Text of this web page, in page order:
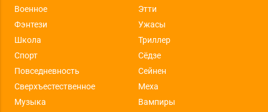
Военное
Этти
Фэнтези
Ужасы
Школа
Триллер
Спорт
Сёдзе
Повседневность
Сейнен
Сверхъестественное
Меха
Музыка
Вампиры